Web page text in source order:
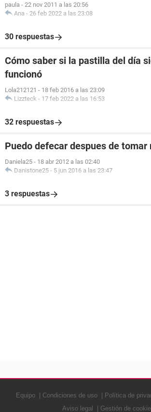
paula - 22 nov 2011 a las 20:56
Ana - 26 feb 2022 a las 23:08
30 respuestas
Cómo saber si la pastilla del día
funcionó
Lola212121 - 18 feb 2016 a las 23:09
Lizzteck - 17 feb 2022 a las 16:53
32 respuestas
Puedo defecar despues de tomar
Daniela25 - 18 abr 2012 a las 02:40
Danistone25 - 5 jun 2016 a las 23:47
3 respuestas
Equipo Condiciones de uso Política de
Aviso legal
Gestión de